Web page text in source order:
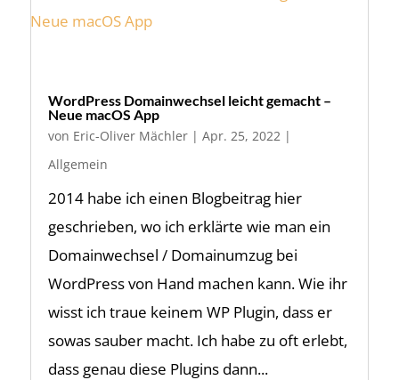
WordPress Domainwechsel leicht gemacht –
Neue macOS App
von Eric-Oliver Mächler| Apr. 25, 2022|
Allgemein
2014 habe ich einen Blogbeitrag hier
geschrieben, wo ich erklärte wie man ein
Domainwechsel / Domainumzug bei
WordPress von Hand machen kann. Wie ihr
wisst ich traue keinem WP Plugin, dass er
sowas sauber macht. Ich habe zu oft erlebt,
dass genau diese Plugins dann...